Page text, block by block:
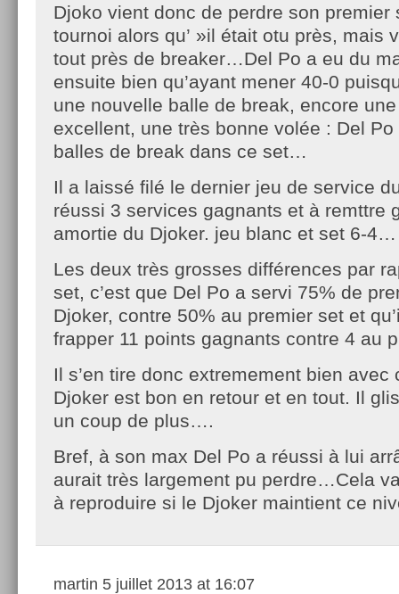
Djoko vient donc de perdre son premier
tournoi alors qu’ »il était otu près, mais
tout près de breaker…Del Po a eu du
ensuite bien qu’ayant mener 40-0
une nouvelle balle de break, encore
excellent, une très bonne volée : Del
balles de break dans ce set…
Il a laissé filé le dernier jeu de service
réussi 3 services gagnants et à remttre
amortie du Djoker. jeu blanc et set 6-4…
Les deux très grosses différences par
set, c’est que Del Po a servi 75% de
Djoker, contre 50% au premier set et
frapper 11 points gagnants contre 4 au
Il s’en tire donc extremement bien avec
Djoker est bon en retour et en tout. Il
un coup de plus….
Bref, à son max Del Po a réussi à lui
aurait très largement pu perdre…Cela
à reproduire si le Djoker maintient ce
martin 5 juillet 2013 at 16:07